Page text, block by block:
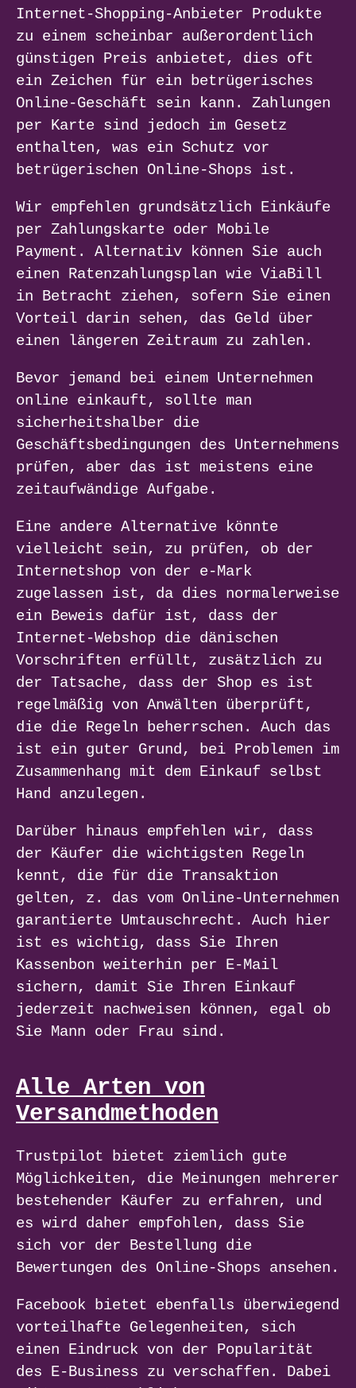
Internet-Shopping-Anbieter Produkte
zu einem scheinbar außerordentlich
günstigen Preis anbietet, dies oft
ein Zeichen für ein betrügerisches
Online-Geschäft sein kann. Zahlungen
per Karte sind jedoch im Gesetz
enthalten, was ein Schutz vor
betrügerischen Online-Shops ist.
Wir empfehlen grundsätzlich Einkäufe
per Zahlungskarte oder Mobile
Payment. Alternativ können Sie auch
einen Ratenzahlungsplan wie ViaBill
in Betracht ziehen, sofern Sie einen
Vorteil darin sehen, das Geld über
einen längeren Zeitraum zu zahlen.
Bevor jemand bei einem Unternehmen
online einkauft, sollte man
sicherheitshalber die
Geschäftsbedingungen des Unternehmens
prüfen, aber das ist meistens eine
zeitaufwändige Aufgabe.
Eine andere Alternative könnte
vielleicht sein, zu prüfen, ob der
Internetshop von der e-Mark
zugelassen ist, da dies normalerweise
ein Beweis dafür ist, dass der
Internet-Webshop die dänischen
Vorschriften erfüllt, zusätzlich zu
der Tatsache, dass der Shop es ist
regelmäßig von Anwälten überprüft,
die die Regeln beherrschen. Auch das
ist ein guter Grund, bei Problemen im
Zusammenhang mit dem Einkauf selbst
Hand anzulegen.
Darüber hinaus empfehlen wir, dass
der Käufer die wichtigsten Regeln
kennt, die für die Transaktion
gelten, z. das vom Online-Unternehmen
garantierte Umtauschrecht. Auch hier
ist es wichtig, dass Sie Ihren
Kassenbon weiterhin per E-Mail
sichern, damit Sie Ihren Einkauf
jederzeit nachweisen können, egal ob
Sie Mann oder Frau sind.
Alle Arten von
Versandmethoden
Trustpilot bietet ziemlich gute
Möglichkeiten, die Meinungen mehrerer
bestehender Käufer zu erfahren, und
es wird daher empfohlen, dass Sie
sich vor der Bestellung die
Bewertungen des Online-Shops ansehen.
Facebook bietet ebenfalls überwiegend
vorteilhafte Gelegenheiten, sich
einen Eindruck von der Popularität
des E-Business zu verschaffen. Dabei